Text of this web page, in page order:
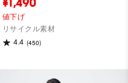
¥1,490
値下げ
リサイクル素材
4.4 (450)